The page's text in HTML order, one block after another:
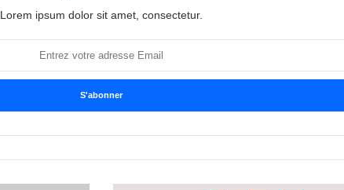
Lorem ipsum dolor sit amet, consectetur.